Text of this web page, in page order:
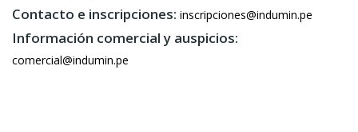
Contacto e inscripciones: inscripciones@indumin.pe
Información comercial y auspicios:
comercial@indumin.pe